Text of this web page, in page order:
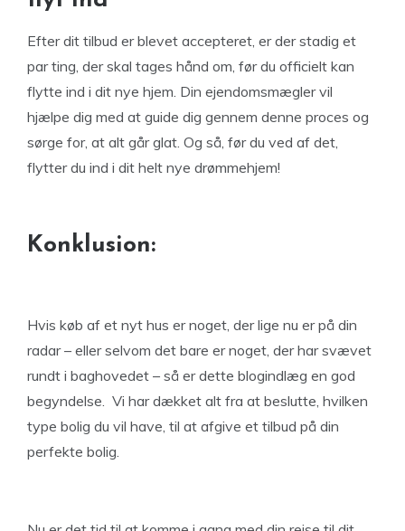
Efter dit tilbud er blevet accepteret, er der stadig et
par ting, der skal tages hånd om, før du officielt kan
flytte ind i dit nye hjem. Din ejendomsmægler vil
hjælpe dig med at guide dig gennem denne proces og
sørge for, at alt går glat. Og så, før du ved af det,
flytter du ind i dit helt nye drømmehjem!
Konklusion:
Hvis køb af et nyt hus er noget, der lige nu er på din
radar – eller selvom det bare er noget, der har svævet
rundt i baghovedet – så er dette blogindlæg en god
begyndelse. Vi har dækket alt fra at beslutte, hvilken
type bolig du vil have, til at afgive et tilbud på din
perfekte bolig.